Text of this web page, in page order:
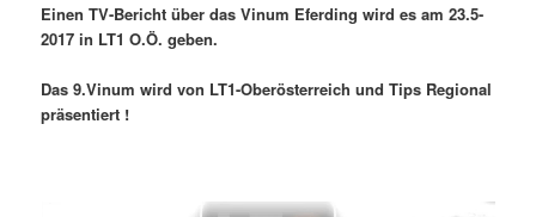
Einen TV-Bericht über das Vinum Eferding wird es am 23.5-
2017 in LT1 O.Ö. geben.
Das 9.Vinum wird von LT1-Oberösterreich und Tips Regional
präsentiert !